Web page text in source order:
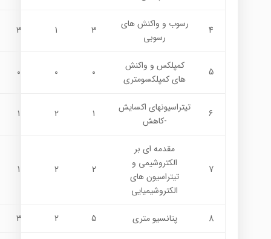
4
رسوب و واکنش هاي
رسوبي
3
1
3
5
کمپلکس و واکنش
هاي کمپلکسومتري
0
0
0
6
تیتراسیونهای اکسایش
-کاهش
1
2
1
7
مقدمه اي بر
الکتروشيمي و
تيتراسيون هاي
الکتروشيميايي
2
2
1
8 پتانسيو متري 5
2
3